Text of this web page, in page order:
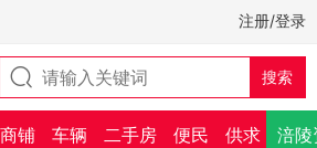
注册/登录
商铺 车辆 二手房 便民 供求 涪陵